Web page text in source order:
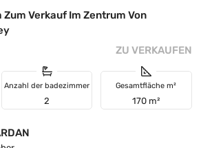
Verkauf Im Zentrum Von
ZU VERKAUFEN
Anzahl der badezimmer
2
Gesamtfläche m²
170 m²